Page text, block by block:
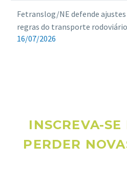
Fetranslog/NE defende
regras do transporte
16/07/2026
INSCREVA-
PERDER